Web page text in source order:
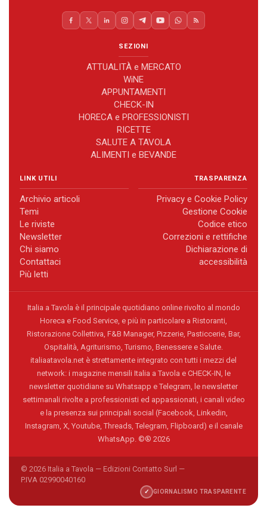
SEZIONI
ATTUALITÀ e MERCATO
WiNE
APPUNTAMENTI
CHECK-IN
HORECA e PROFESSIONISTI
RICETTE
SALUTE A TAVOLA
ALIMENTI e BEVANDE
LINK UTILI
Archivio articoli
Temi
Le riviste
Newsletter
Chi siamo
Contattaci
Più letti
TRASPARENZA
Privacy e Cookie Policy
Gestione Cookie
Codice etico
Correzioni e rettifiche
Dichiarazione di
accessibilità
Italia a Tavola è il principale quotidiano online rivolto al mondo
Horeca e Food Service, e più in particolare a Ristoranti,
Ristorazione Collettiva, F&B Manager, Pizzerie, Pasticcerie, Bar,
Ospitalità, Agriturismo, Turismo, Benessere e Salute.
italiaatavola.net è strettamente integrato con tutti i mezzi del
network: i magazine mensili Italia a Tavola e CHECK-IN, le
newsletter quotidiane su Whatsapp e Telegram, le newsletter
settimanali rivolte a professionisti ed appassionati, i canali video
e la presenza sui principali social (Facebook, Linkedin,
Instagram, X, Youtube, Threads, Telegram, Flipboard) e il canale
WhatsApp. ©® 2026
© 2026 Italia a Tavola — Edizioni Contatto Surl —
P.IVA 02990040160
✓ GIORNALISMO TRASPARENTE